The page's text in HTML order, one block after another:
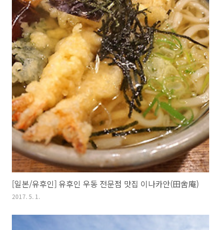
[일본/유후인] 유후인 우동 전문점 맛집 이나카안(田舍庵)
2017. 5. 1.